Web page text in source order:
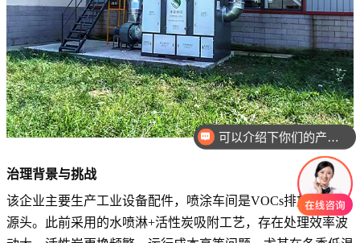
治理背景与挑战
该企业主要生产工业设备配件，喷涂车间是VOCs排放的主要
源头。此前采用的水喷淋+活性炭吸附工艺，存在处理效率波